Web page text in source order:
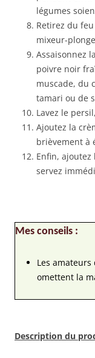
légumes
Retirez du
mixeur-
Assaisonnez
poivre noir
muscade, du
tamari ou de
Lavez le
Ajoutez la
brièvement à
Enfin,
servez
Mes conseils :
Les
omettent la
Description du